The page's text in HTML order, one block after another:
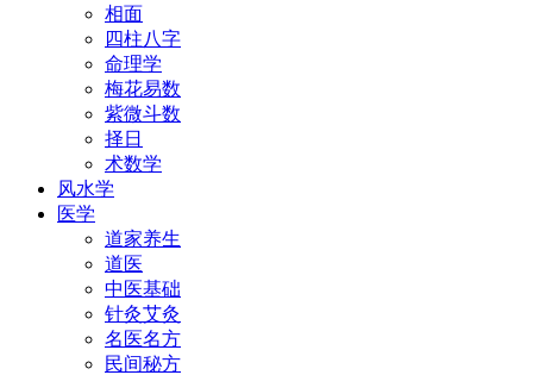
相面
四柱八字
命理学
梅花易数
紫微斗数
择日
术数学
风水学
医学
道家养生
道医
中医基础
针灸艾灸
名医名方
民间秘方